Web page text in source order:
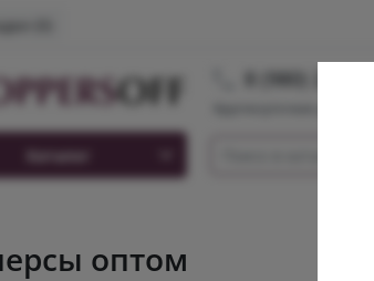
8 (980) 222-
Каталог
оптом